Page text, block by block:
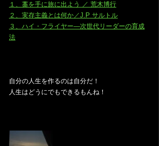
１、藁を手に旅に出よう ／ 荒木博行
２、実存主義とは何か／J.P サルトル
３、ハイ・フライヤー―次世代リーダーの育成
法
自分の人生を作るのは自分だ！
人生はどうにでもできるもんね！